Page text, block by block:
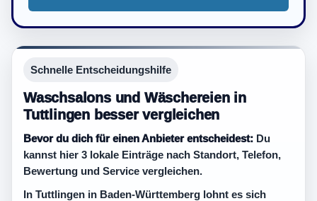
Schnelle Entscheidungshilfe
Waschsalons und Wäschereien in
Tuttlingen besser vergleichen
Bevor du dich für einen Anbieter entscheidest: Du
kannst hier 3 lokale Einträge nach Standort, Telefon,
Bewertung und Service vergleichen.
In Tuttlingen in Baden-Württemberg lohnt es sich